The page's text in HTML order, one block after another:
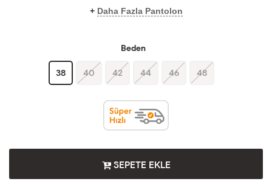
+ Daha Fazla Pantolon
Beden
38 40 42 44 46 48
SEPETE EKLE